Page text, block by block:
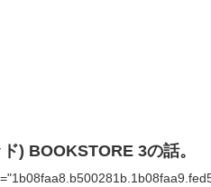
) BOOKSTORE 3の話。